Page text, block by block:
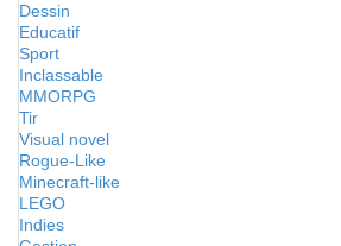
Dessin
Educatif
Sport
Inclassable
MMORPG
Tir
Visual novel
Rogue-Like
Minecraft-like
LEGO
Indies